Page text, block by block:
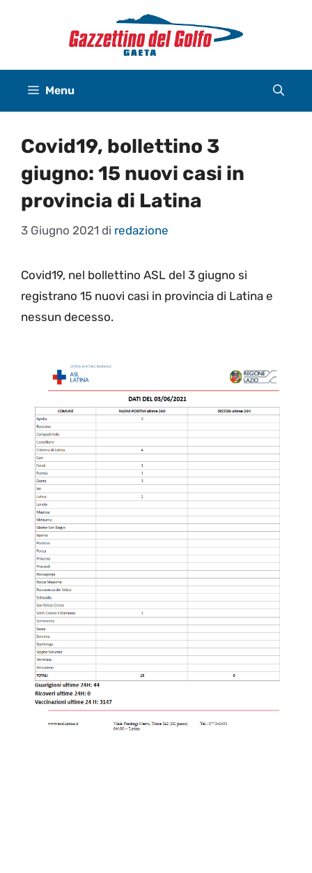
Menu
Covid19, bollettino 3
giugno: 15 nuovi casi in
provincia di Latina
3 Giugno 2021 di redazione
Covid19, nel bollettino ASL del 3 giugno si
registrano 15 nuovi casi in provincia di Latina e
nessun decesso.